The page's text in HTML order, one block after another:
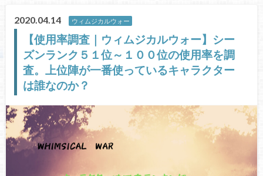
2020.04.14 ウィムジカルウォー
【使用率調査｜ウィムジカルウォー】シー
ズンランク５１位～１００位の使用率を調
査。上位陣が一番使っているキャラクター
は誰なのか？